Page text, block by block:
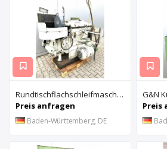
Rundtischflachschleifmaschine ARTER A 3-16
Preis anfragen
Baden-Württemberg, DE
Preis